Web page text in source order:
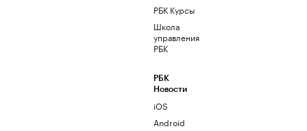
РБК Курсы
Школа
управления
РБК
РБК
Новости
iOS
Android